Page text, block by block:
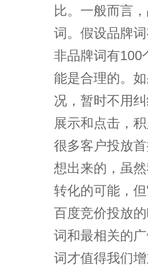
比。一般而言
词。假设品牌
非品牌词有100
能是合理的。
况，暂时不用
展示和点击，
很多客户投放
想出来的，虽
转化的可能，
百度竞价投放
词和最相关的
词才值得我们